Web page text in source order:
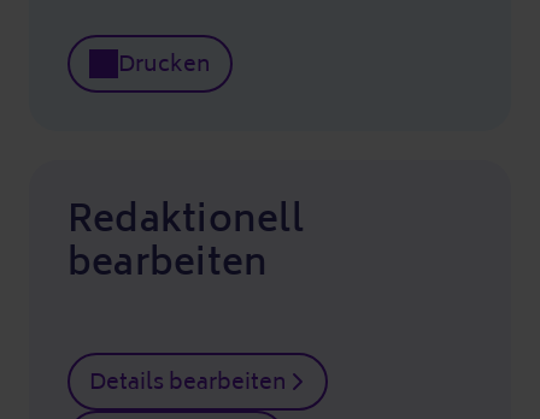
Drucken
Redaktionell
bearbeiten
Details bearbeiten